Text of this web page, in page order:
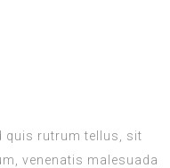
quis rutrum tellus, sit
venenatis malesuada